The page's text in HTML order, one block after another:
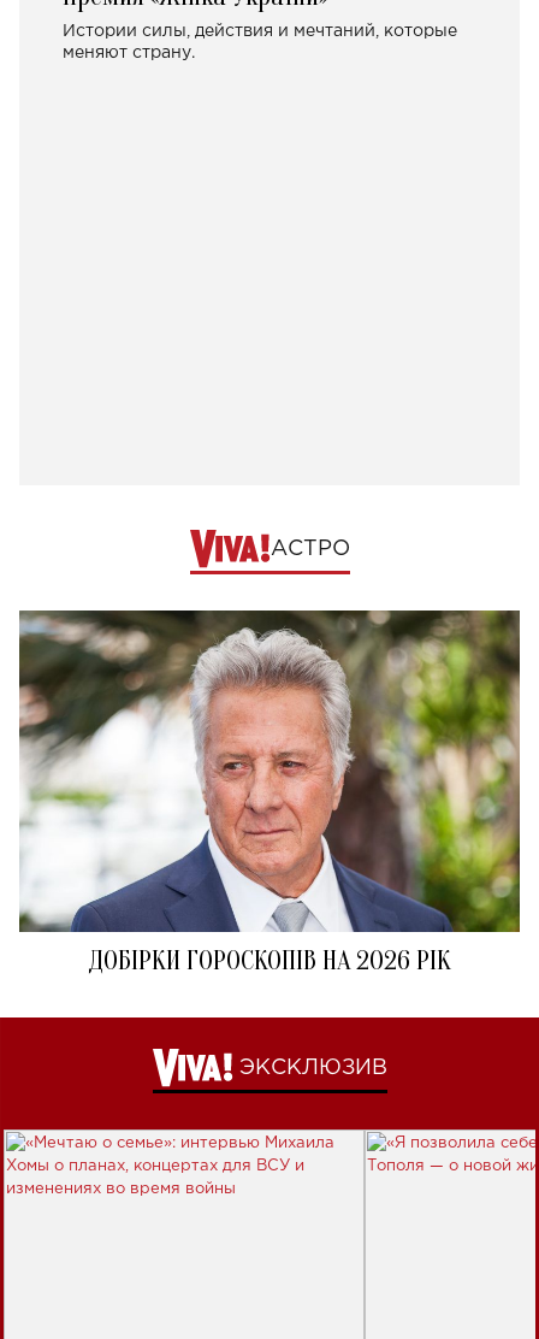
Истории силы, действия и мечтаний, которые
меняют страну.
АСТРО
ДОБІРКИ ГОРОСКОПІВ НА 2026 РІК
ЭКСКЛЮЗИВ